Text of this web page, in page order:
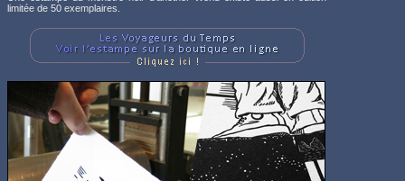
limitée de 50 exemplaires.